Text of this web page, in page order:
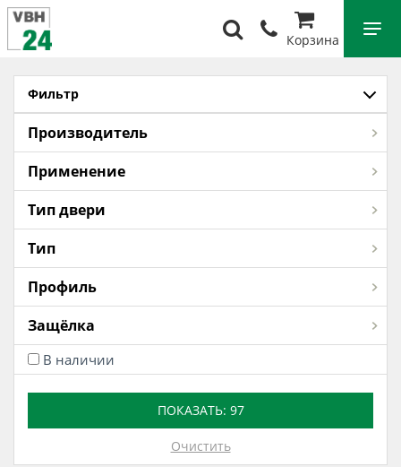
Корзина
Фильтр
Производитель
Применение
Тип двери
Тип
Профиль
Защёлка
В наличии
ПОКАЗАТЬ: 97
Очистить